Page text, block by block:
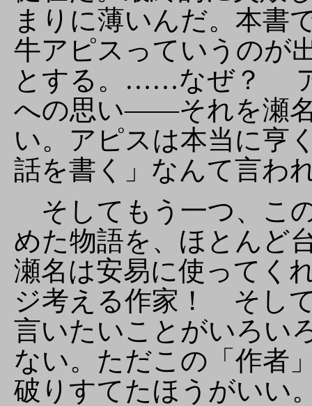
まりに薄いんだ。本書
牛アピスっていうのが
とする。……なぜ？ ア
への思い――それを瀬
い。アピスは本当に亨
話を書く」なんて言わ
そしてもう一つ、こ
めた物語を、ほとんど
瀬名は安易に使ってく
ジ考える作家！ そし
言いたいことがいろい
ない。ただこの「作者
破りすてたほうがいい